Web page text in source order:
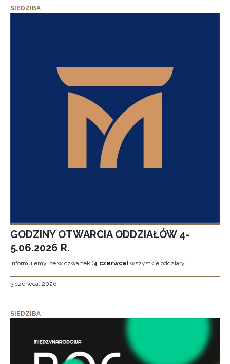
SIEDZIBA
GODZINY OTWARCIA ODDZIAŁÓW 4-
5.06.2026 R.
Informujemy, że w czwartek (4 czerwca) wszystkie oddziały
3 czerwca, 2026
SIEDZIBA